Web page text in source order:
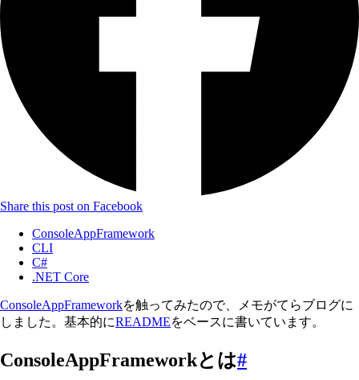
Share this post on Facebook
ConsoleAppFramework
CLI
C#
.NET Core
ConsoleAppFrameworkを触ってみたので、メモがてらブログに
しました。基本的にREADMEをベースに書いています。
ConsoleAppFrameworkとは#